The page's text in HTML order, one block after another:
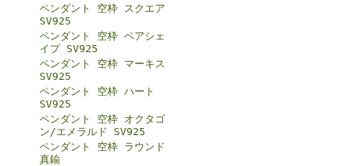
ペンダント 空枠 スクエア
SV925
ペンダント 空枠 ペアシェ
イプ SV925
ペンダント 空枠 マーキス
SV925
ペンダント 空枠 ハート
SV925
ペンダント 空枠 オクタゴ
ン/エメラルド SV925
ペンダント 空枠 ラウンド
真鍮